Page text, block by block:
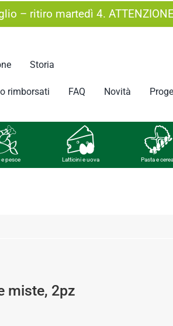
– ritiro martedì 4.
Storia
rimborsati FAQ Novità
e pesce Latticini e uova Pasta e
miste, 2pz